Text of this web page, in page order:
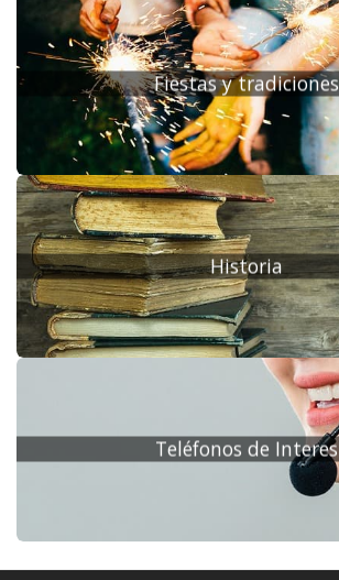
Fiestas y tradiciones
Historia
Teléfonos de Interes